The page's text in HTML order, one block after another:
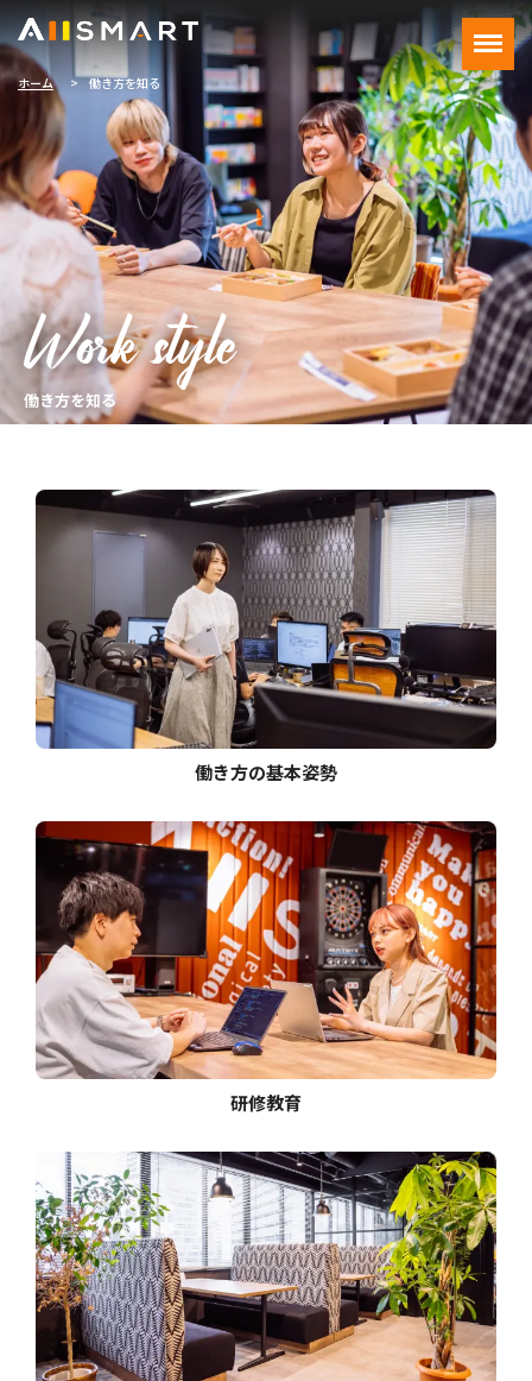
働き方を知る
ホーム 働き方を知る
働き方の基本姿勢
研修教育